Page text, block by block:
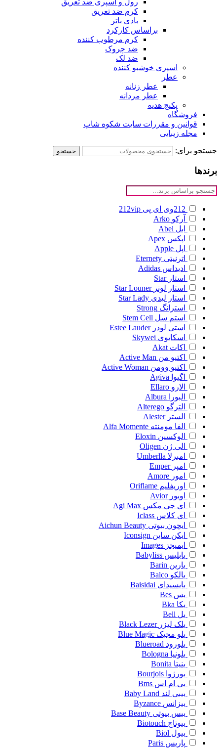
رول و اسپری ضد تعریق
کرم ضد تعریق
بادی باتر
براساس کارکرد
کرم مرطوب کننده
ضد چروک
ضد لک
اسپری خوشبو کننده
عطر
عطر زنانه
عطر مردانه
پکیج هدیه
فروشگاه
قوانین و مقررات سایت شکوه شاپ
مجله زیبایی
جستجو برای: جستجو
برندها
212وی ای پی
212vip
آرکو Arko
ابل Abel
اپکس Apex
اپل Apple
اترنیتی Eternety
ادیداس Adidas
استار Star
استار لونر Star Louner
استار لیدی Star Lady
استرانگ Strong
استم سل Stem Cell
استی لودر Estee Lauder
اسکایوی Skywei
اکات Akat
اکتیو من Active Man
اکتیو وومن Active Woman
اگیوا Agiva
الارو Ellaro
البورا
Albura
الترگو Alterego
الستر Alester
الفا مومنته Alfa Momente
الوکسین Eloxin
الی ژن Oligen
امبرلا Umberlla
امپر Emper
امور Amore
اوریفلیم Oriflame
اویور Avior
ای جی مکس Agi Max
ای کلاس Iclass
ایچون بیوتی Aichun Beauty
ایکن ساین Iconsign
ایمیجز Images
بابلیس Babyliss
بارین Barin
بالکو Balco
بایسیدای Baisidai
بس Bes
بکا Bka
بل Bell
بلک لیزر Black Lezer
بلو مجیک Blue Magic
بلورود Blueroad
بلونیا Bologna
بنیتا Bonita
بورژوا Bourjois
بی ام اس Bms
بیبی لند Baby Land
بیزانس Byzance
بیس بیوتی Base Beauty
بیوتاچ Biotouch
بیول Biol
پاریس Paris